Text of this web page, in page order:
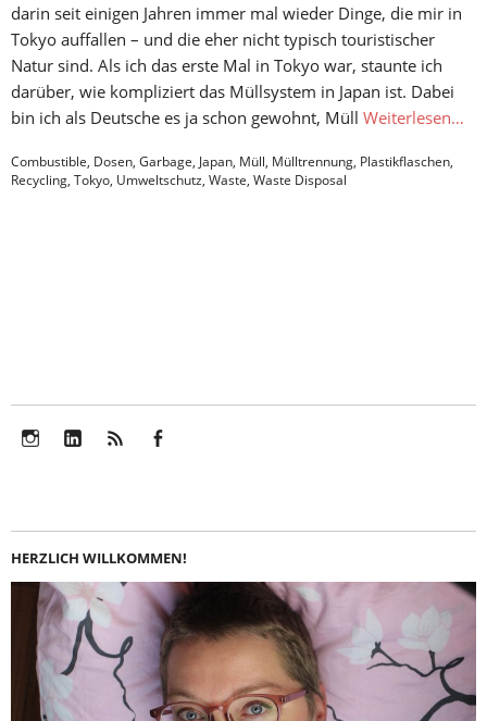
darin seit einigen Jahren immer mal wieder Dinge, die mir in
Tokyo auffallen – und die eher nicht typisch touristischer
Natur sind. Als ich das erste Mal in Tokyo war, staunte ich
darüber, wie kompliziert das Müllsystem in Japan ist. Dabei
bin ich als Deutsche es ja schon gewohnt, Müll Weiterlesen…
Combustible, Dosen, Garbage, Japan, Müll, Mülltrennung, Plastikflaschen,
Recycling, Tokyo, Umweltschutz, Waste, Waste Disposal
HERZLICH WILLKOMMEN!